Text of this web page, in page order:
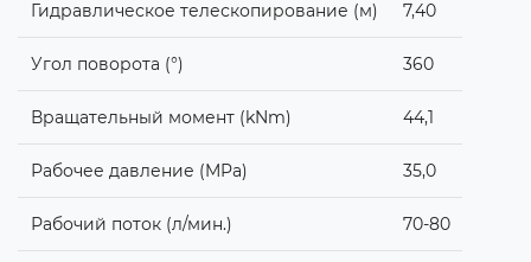
Гидравлическое телескопирование (м) 7,40
Угол поворота (°) 360
Вращательный момент (kNm) 44,1
Рабочее давление (MPa) 35,0
Рабочий поток (л/мин.) 70-80